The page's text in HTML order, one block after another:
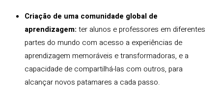
Criação de uma comunidade global de
aprendizagem: ter alunos e professores em diferentes
partes do mundo com acesso a experiências de
aprendizagem memoráveis e transformadoras, e a
capacidade de compartilhá-las com outros, para
alcançar novos patamares a cada passo.